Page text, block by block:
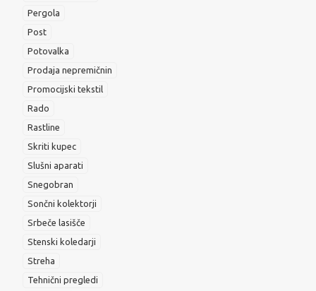
Pergola
Post
Potovalka
Prodaja nepremičnin
Promocijski tekstil
Rado
Rastline
Skriti kupec
Slušni aparati
Snegobran
Sončni kolektorji
Srbeče lasišče
Stenski koledarji
Streha
Tehnični pregledi